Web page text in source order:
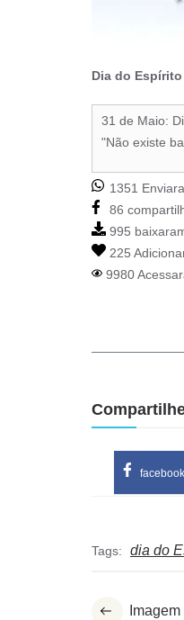
Dia do
31 de Maio:
"Não existe
1351
86
995
225
9980
facebook
Tags: dia do